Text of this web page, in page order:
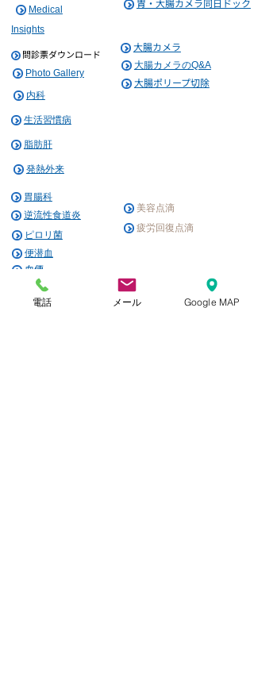
Medical
Insights
問診票ダウンロード
Photo Gallery
内科
胃・大腸カメラ同日ドック
大腸カメラ
大腸カメラのQ&A
大腸ポリープ切除
生活習慣病
脂肪肝
発熱外来
胃腸科
逆流性食道炎
ピロリ菌
美容点滴
疲労回復点滴​
便潜血
血便
潰瘍性大腸炎
電話 メール Google MAP